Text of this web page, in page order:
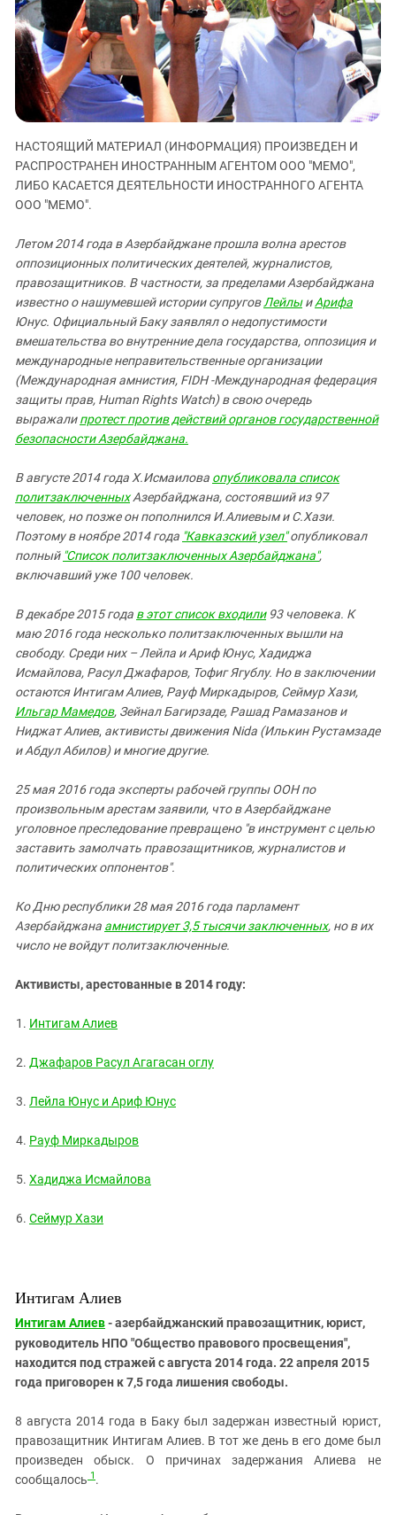
ЗАСТАВЛЯЕТ
КАВКАЗ ЗА ПАЛЕСТИНУ
ИНАКОМЫСЛИЕ В ЧЕЧНЕ
ПРЕСЛЕДОВАНИЕ АКТИВИСТОВ
МОБИЛИЗАЦИЯ И ПРОТЕСТЫ
Дагестан
Ингушетия
Кабардино-Балкария
Калмыкия
Карачаево-Черкесия
Краснодарский край
Нагорный Карабах
Российская Федерация
Северная Осетия - Алания
СКФО
Ставропольский край
Чечня
Южная Осетия
Южный Кавказ
ЮФО
НАСТОЯЩИЙ МАТЕРИАЛ (ИНФОРМАЦИЯ) ПРОИЗВЕДЕН И
РАСПРОСТРАНЕН ИНОСТРАННЫМ АГЕНТОМ ООО "МЕМО",
ЛИБО КАСАЕТСЯ ДЕЯТЕЛЬНОСТИ ИНОСТРАННОГО АГЕНТА
ООО "МЕМО".
Летом 2014 года в Азербайджане прошла волна арестов
оппозиционных политических деятелей, журналистов,
правозащитников. В частности, за пределами Азербайджана
известно о нашумевшей истории супруговЛейлыиАрифа
Юнус. Официальный Баку заявлял о недопустимости
вмешательства во внутренние дела государства, оппозиция и
международные неправительственные организации
(Международная амнистия, FIDH -Международная федерация
защиты прав, Human Rights Watch) в свою очередь
выражалипротест против действий органов государственной
безопасности Азербайджана.
В августе 2014 года Х.Исмаилова опубликовала список
политзаключенныхАзербайджана, состоявший из 97
человек, но позже он пополнился И.Алиевым и С.Хази.
Поэтому в ноябре 2014 года "Кавказский узел"опубликовал
полный "Список политзаключенных Азербайджана",
включавший уже 100 человек.
В декабре 2015 года в этот список входили93 человека. К
маю 2016 года несколько политзаключенных вышли на
свободу. Среди них – Лейла и Ариф Юнус, Хадиджа
Исмайлова, Расул Джафаров, Тофиг Ягублу. Но в заключении
остаются Интигам Алиев, Рауф Миркадыров, Сеймур Хази,
Ильгар Мамедов, Зейнал Багирзаде, Рашад Рамазанов и
Ниджат Алиев, активистыдвижения Nida (Илькин Рустамзаде
и Абдул Абилов)и многие другие.
25 мая 2016 года эксперты рабочей группы ООН по
произвольным арестам заявили, что в Азербайджане
уголовное преследование превращено "в инструмент с целью
заставить замолчать правозащитников, журналистов и
политических оппонентов".
Ко Дню республики 28 мая 2016 года парламент
Азербайджана амнистирует 3,5 тысячи заключенных, но в их
число не войдут политзаключенные.
Активисты, арестованные в 2014 году:
Интигам Алиев
Джафаров Расул Агагасан оглу
Лейла Юнус и Ариф Юнус
Рауф Миркадыров
Хадиджа Исмайлова
Сеймур Хази
Интигам Алиев
Интигам Алиев- азербайджанский правозащитник, юрист,
руководитель НПО "Общество правового просвещения",
находится под стражей с августа 2014 года. 22 апреля 2015
года приговорен к 7,5 года лишения свободы.
8 августа 2014 года в Баку был задержан известный юрист,
правозащитник Интигам Алиев. В тот же день в его доме был
произведен обыск. О причинах задержания Алиева не
сообщалось 1 .